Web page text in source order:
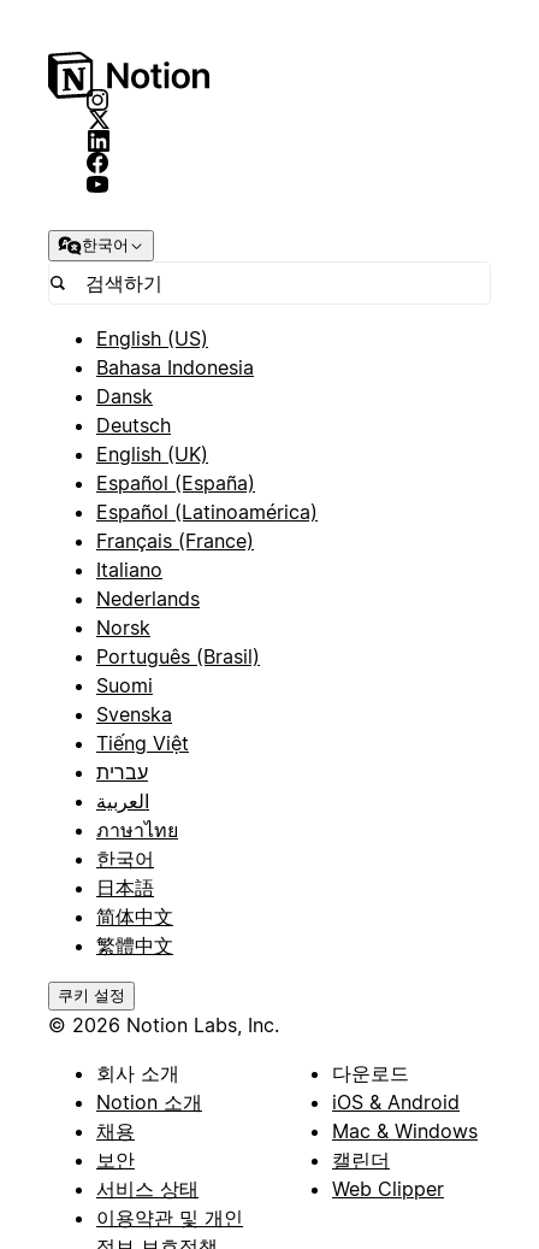
한국어
English (US)
Bahasa Indonesia
Dansk
Deutsch
English (UK)
Español (España)
Español (Latinoamérica)
Français (France)
Italiano
Nederlands
Norsk
Português (Brasil)
Suomi
Svenska
Tiếng Việt
עברית
العربية
ภาษาไทย
한국어
日本語
简体中文
繁體中文
쿠키 설정
© 2026 Notion Labs, Inc.
회사 소개
Notion 소개
채용
보안
서비스 상태
이용약관 및 개인
다운로드
iOS & Android
Mac & Windows
캘린더
Web Clipper